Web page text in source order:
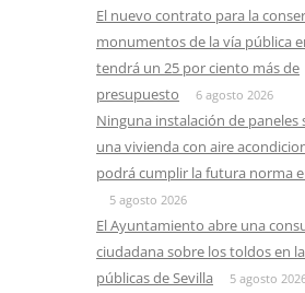
El nuevo contrato para la
monumentos de la vía pública
tendrá un 25 por ciento más de
presupuesto
6 agosto 2026
Ninguna instalación de paneles
una vivienda con aire
podrá cumplir la futura norma
5 agosto 2026
El Ayuntamiento abre una
ciudadana sobre los toldos en
públicas de Sevilla
5 agosto